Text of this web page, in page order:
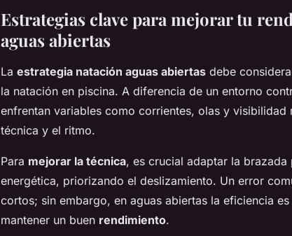
Estrategias clave para mejorar tu
aguas abiertas
La estrategia natación aguas abiertas debe
la natación en piscina. A diferencia de un entorno
enfrentan variables como corrientes, olas y
técnica y el ritmo.
Para mejorar la técnica, es crucial adaptar la
energética, priorizando el deslizamiento. Un error
cortos; sin embargo, en aguas abiertas la eficiencia
mantener un buen rendimiento.